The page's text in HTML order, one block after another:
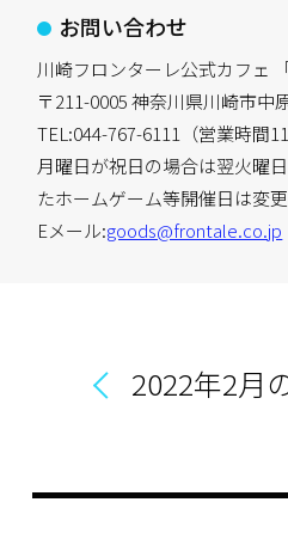
お問い合わせ
川崎フロンターレ公式カフェ 「
〒211-0005 神奈川県川崎市中
TEL:044-767-6111（営業時
月曜日が祝日の場合は翌火曜
たホームゲーム等開催日は変更
Eメール:goods@frontale.co.jp
2022年2月